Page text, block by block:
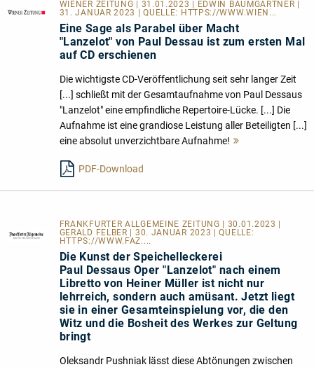
WIENER ZEITUNG | 31.01.2023 | EDWIN BAUMGARTNER |
31. JANUAR 2023 | QUELLE: HTTPS://WWW.WIEN...
Eine Sage als Parabel über Macht
"Lanzelot" von Paul Dessau ist zum ersten Mal
auf CD erschienen
Die wichtigste CD-Veröffentlichung seit sehr langer Zeit
[...] schließt mit der Gesamtaufnahme von Paul Dessaus
"Lanzelot" eine empfindliche Repertoire-Lücke. [...] Die
Aufnahme ist eine grandiose Leistung aller Beteiligten [...]
eine absolut unverzichtbare Aufnahme!
PDF-Download
FRANKFURTER ALLGEMEINE ZEITUNG | 30.01.2023 |
GERALD FELBER | 30. JANUAR 2023 | QUELLE:
HTTPS://WWW.FAZ....
Die Kunst der Speichelleckerei
Paul Dessaus Oper "Lanzelot" nach einem
Libretto von Heiner Müller ist nicht nur
lehrreich, sondern auch amüsant. Jetzt liegt
sie in einer Gesamteinspielung vor, die den
Witz und die Bosheit des Werkes zur Geltung
bringt
Oleksandr Pushniak lässt diese Abtönungen zwischen